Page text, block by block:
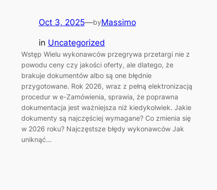
Oct 3, 2025—byMassimo
in Uncategorized
Wstęp Wielu wykonawców przegrywa przetargi nie z
powodu ceny czy jakości oferty, ale dlatego, że
brakuje dokumentów albo są one błędnie
przygotowane. Rok 2026, wraz z pełną elektronizacją
procedur w e-Zamówienia, sprawia, że poprawna
dokumentacja jest ważniejsza niż kiedykolwiek. Jakie
dokumenty są najczęściej wymagane? Co zmienia się
w 2026 roku? Najczęstsze błędy wykonawców Jak
uniknąć…